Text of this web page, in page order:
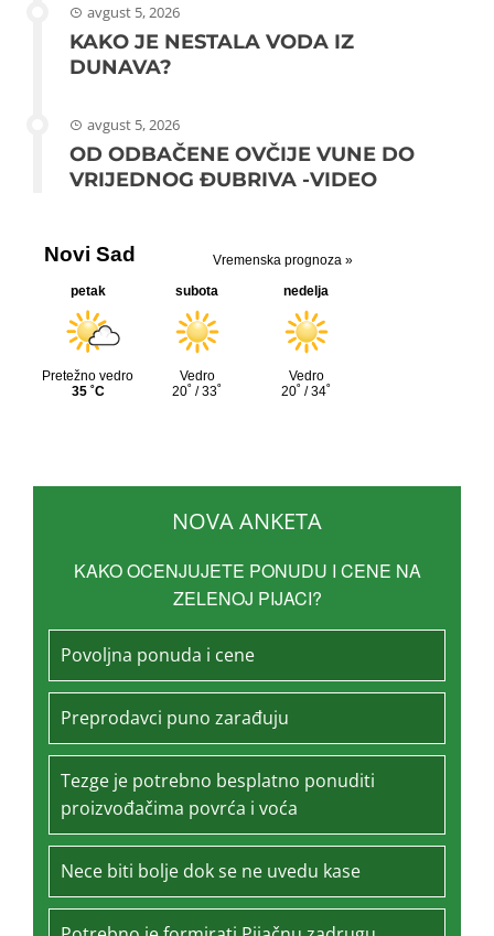
avgust 5, 2026
KAKO JE NESTALA VODA IZ
DUNAVA?
avgust 5, 2026
OD ODBAČENE OVČIJE VUNE DO
VRIJEDNOG ĐUBRIVA -VIDEO
NOVA ANKETA
KAKO OCENJUJETE PONUDU I CENE NA
ZELENOJ PIJACI?
Povoljna ponuda i cene
Preprodavci puno zarađuju
Tezge je potrebno besplatno ponuditi
proizvođačima povrća i voća
Nece biti bolje dok se ne uvedu kase